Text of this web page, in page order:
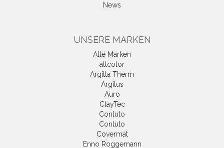
News
UNSERE MARKEN
Alle Marken
allcolor
Argilla Therm
Argilus
Auro
ClayTec
Conluto
Conluto
Covermat
Enno Roggemann